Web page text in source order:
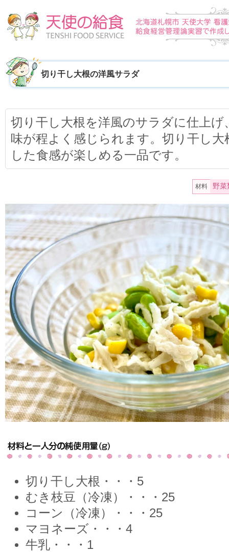
切り干し大根の洋風サラダ
切り干し大根を洋風のサラダに仕上げ
味が程よく感じられます。切り干し
した食感が楽しめる一品です。
材料 野菜
切り干し大根・・・5
むき枝豆（冷凍）・・・25
コーン（冷凍）・・・25
マヨネーズ・・・4
牛乳・・・1